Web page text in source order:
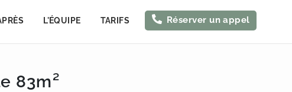
L'ÉQUIPE TARIFS Réserver un appel
83m²